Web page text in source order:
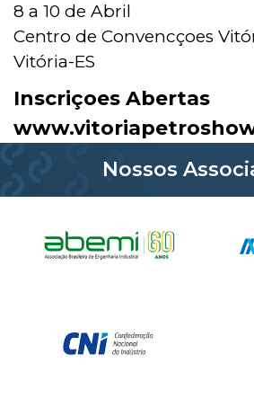
8 a 10 de Abril
Centro de Convencçoes
Vitória-ES
Inscriçoes Abertas
Nossos